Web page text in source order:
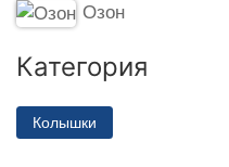
Озон
Категория
Колышки